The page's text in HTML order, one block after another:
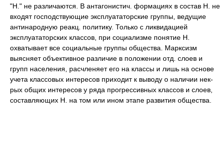
"Н." не различаются. В антагонистич. формациях в состав Н. не
входят господствующие эксплуататорские группы, ведущие
антинародную реакц. политику. Только с ликвидацией
эксплуататорских классов, при социализме понятие Н.
охватывает все социальные группы общества. Марксизм
выясняет объективное различие в положении отд. слоев и
групп населения, расчленяет его на классы и лишь на основе
учета классовых интересов приходит к выводу о наличии нек-
рых общих интересов у ряда прогрессивных классов и слоев,
составляющих Н. на том или ином этапе развития общества.